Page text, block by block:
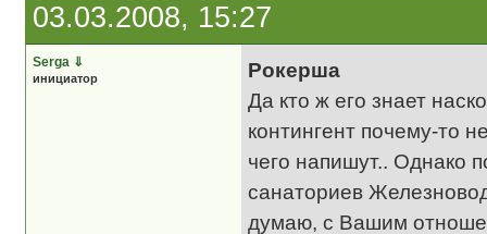
03.03.2008, 15:27
Serga ⇓
инициатор
Рокерша
Да кто ж его знает
контингент почему-то
чего напишут.. Однако
санаториев
думаю, с Вашим